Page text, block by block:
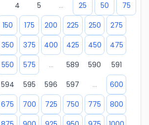
4 5 ... 25 50
75
150 175 200 225 250
275
350 375 400 425 450
475
550 575 ... 589 590
591
594 595 596 597 ...
600
675 700 725 750 775
800